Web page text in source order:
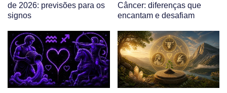
de 2026: previsões para os
signos
Câncer: diferenças que
encantam e desafiam